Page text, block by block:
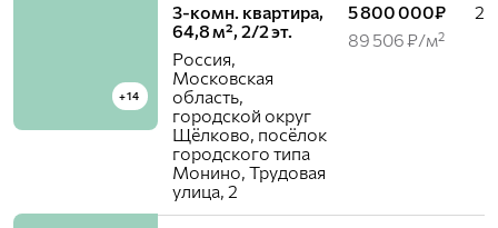
+14
3-комн. квартира,
64,8 м², 2/2 эт.
Россия,
Московская
область,
городской округ
Щёлково, посёлок
городского типа
Монино, Трудовая
улица, 2
5 800 000₽
89 506 ₽/м²
2 /